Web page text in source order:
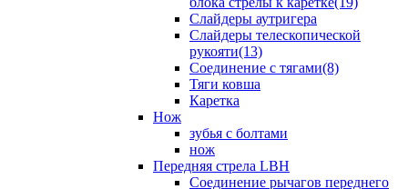
Слайдеры аутригера
Слайдеры телескопической
рукояти(13)
Соединение с тягами(8)
Тяги ковша
Каретка
Нож
зубья с болтами
нож
Передняя стрела LBH
Cоединение рычагов переднего